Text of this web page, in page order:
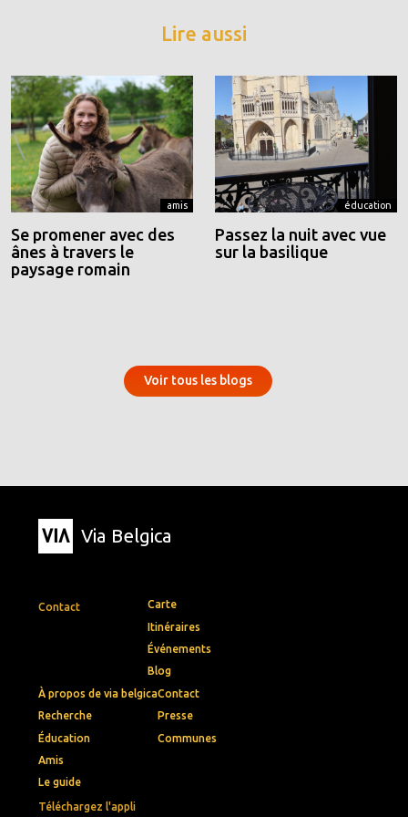
Lire aussi
amis
Se promener avec des
ânes à travers le
paysage romain
éducation
Passez la nuit avec vue
sur la basilique
Voir tous les blogs
Via Belgica
Contact
Téléchargez l'appli
Carte
Itinéraires
Événements
Blog
À propos de via belgica
Recherche
Éducation
Amis
Le guide
Contact
Presse
Communes